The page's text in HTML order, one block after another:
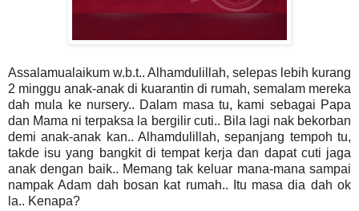
Assalamualaikum w.b.t.. Alhamdulillah, selepas lebih kurang
2 minggu anak-anak di kuarantin di rumah, semalam mereka
dah mula ke nursery.. Dalam masa tu, kami sebagai Papa
dan Mama ni terpaksa la bergilir cuti.. Bila lagi nak bekorban
demi anak-anak kan.. Alhamdulillah, sepanjang tempoh tu,
takde isu yang bangkit di tempat kerja dan dapat cuti jaga
anak dengan baik.. Memang tak keluar mana-mana sampai
nampak Adam dah bosan kat rumah.. Itu masa dia dah ok
la.. Kenapa?